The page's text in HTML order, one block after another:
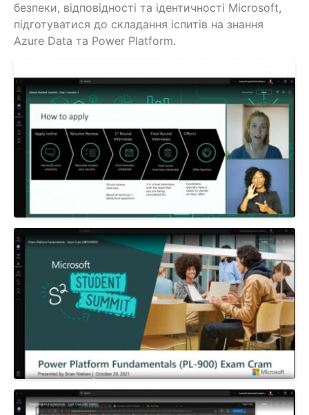
безпеки, відповідності та ідентичності Microsoft,
підготуватися до складання іспитів на знання
Azure Data та Power Platform.